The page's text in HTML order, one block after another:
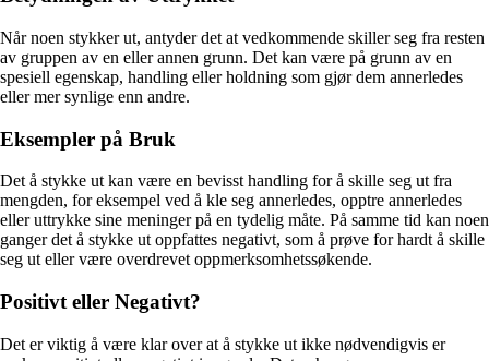
Når noen stykker ut, antyder det at vedkommende skiller seg fra resten
av gruppen av en eller annen grunn. Det kan være på grunn av en
spesiell egenskap, handling eller holdning som gjør dem annerledes
eller mer synlige enn andre.
Eksempler på Bruk
Det å stykke ut kan være en bevisst handling for å skille seg ut fra
mengden, for eksempel ved å kle seg annerledes, opptre annerledes
eller uttrykke sine meninger på en tydelig måte. På samme tid kan noen
ganger det å stykke ut oppfattes negativt, som å prøve for hardt å skille
seg ut eller være overdrevet oppmerksomhetssøkende.
Positivt eller Negativt?
Det er viktig å være klar over at å stykke ut ikke nødvendigvis er